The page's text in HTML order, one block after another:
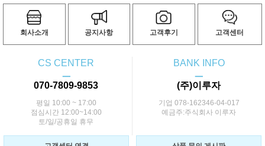
회사소개 공지사항 고객후기 고객센터
CS CENTER
ㅡ
070-7809-9853
평일 10:00 ~ 17:00
점심시간 12:00~14:00
토/일/공휴일 휴무
BANK INFO
ㅡ
(주)이루자
기업 078-162346-04-017
예금주:주식회사 이루자